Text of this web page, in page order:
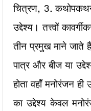
चित्रण, 3.
उद्देश्य। तत्त्वों
तीन प्रमुख माने जाते
पात्र और बीज या
होता वहाँ मनोरंजन
का उद्देश्य केवल